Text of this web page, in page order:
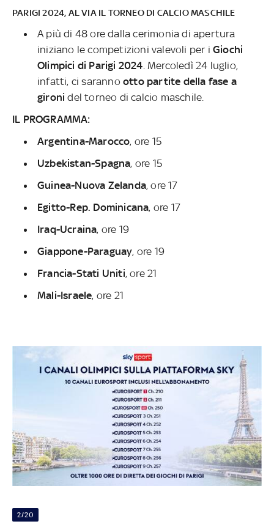
PARIGI 2024, AL VIA IL TORNEO DI CALCIO MASCHILE
A più di 48 ore dalla cerimonia di apertura
iniziano le competizioni valevoli per i Giochi
Olimpici di Parigi 2024 . Mercoledì 24 luglio,
infatti, ci saranno otto partite della fase a
gironi del torneo di calcio maschile.
IL PROGRAMMA:
Argentina-Marocco, ore 15
Uzbekistan-Spagna, ore 15
Guinea-Nuova Zelanda, ore 17
Egitto-Rep. Dominicana, ore 17
Iraq-Ucraina, ore 19
Giappone-Paraguay, ore 19
Francia-Stati Uniti, ore 21
Mali-Israele, ore 21
2/20